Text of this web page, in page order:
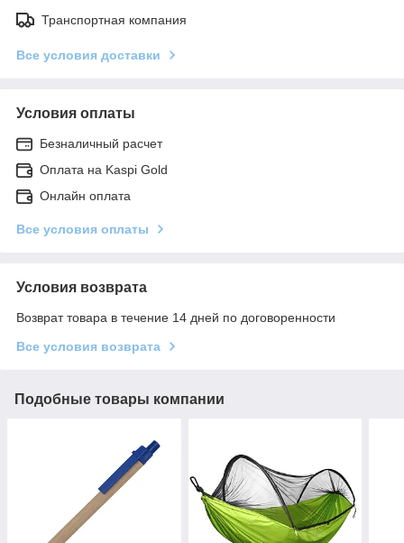
Транспортная компания
Все условия доставки
Условия оплаты
Безналичный расчет
Оплата на Kaspi Gold
Онлайн оплата
Все условия оплаты
Условия возврата
Возврат товара в течение 14 дней по договоренности
Все условия возврата
Подобные товары компании